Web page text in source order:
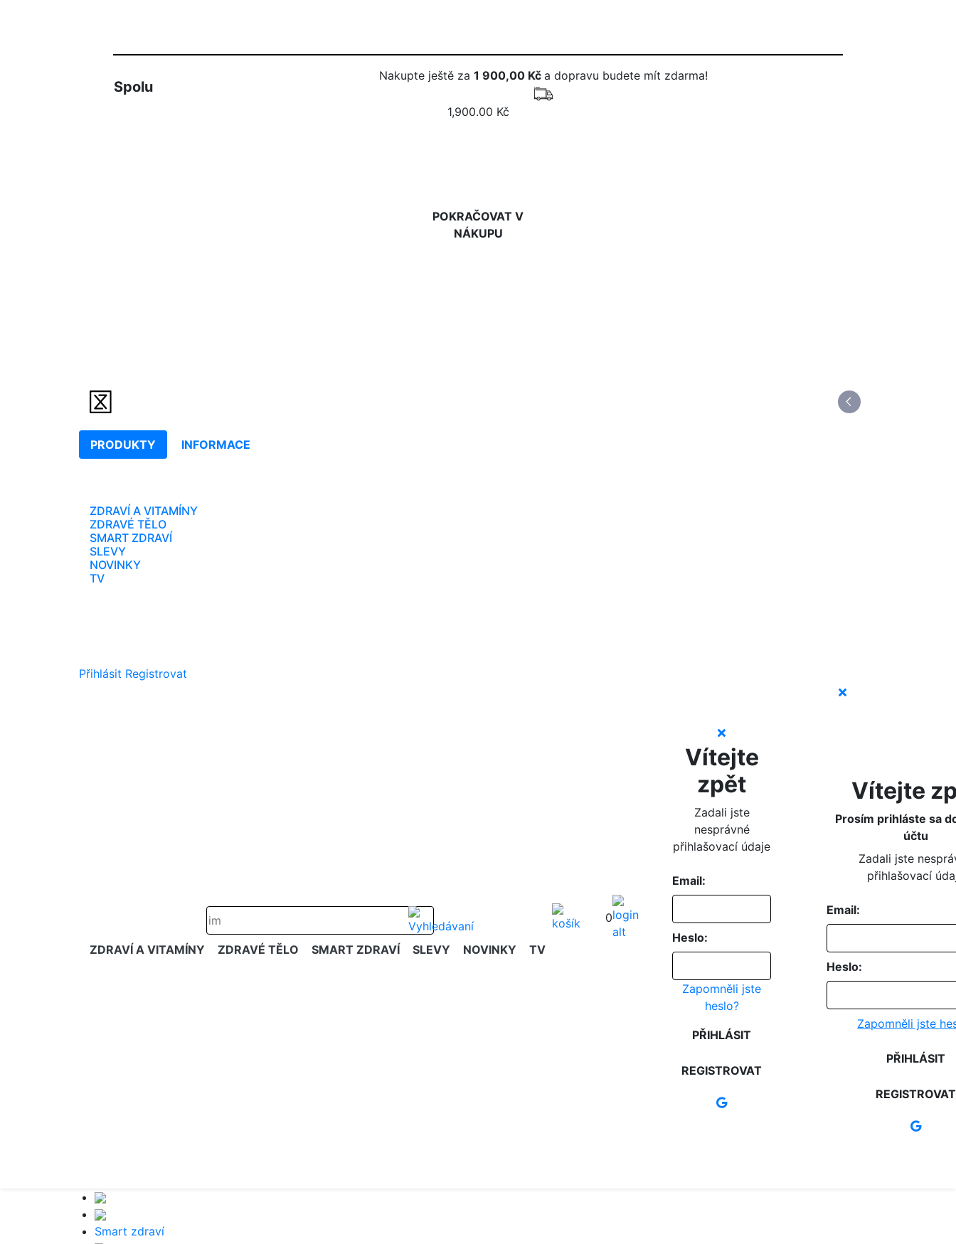
Spolu
Nakupte ještě za 1 900,00 Kč a dopravu budete mít zdarma!
1,900.00 Kč
POKRAČOVAT V
NÁKUPU
PRODUKTY INFORMACE
ZDRAVÍ A VITAMÍNY
ZDRAVÉ TĚLO
SMART ZDRAVÍ
SLEVY
NOVINKY
TV
Přihlásit Registrovat
ZDRAVÍ A VITAMÍNY ZDRAVÉ TĚLO SMART ZDRAVÍ SLEVY NOVINKY TV
0
Vítejte
zpět
Zadali jste
nesprávné
přihlašovací údaje
Email:
Heslo:
Zapomněli jste
heslo?
PŘIHLÁSIT
REGISTROVAT
Vítejte
Prosím prihláste sa
účtu
Zadali jste
přihlašovací
Email:
Heslo:
Zapomněli jste
PŘIHLÁSIT
REGISTROVAT
Smart zdraví